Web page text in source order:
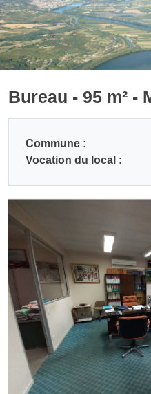
Bureau - 95 m² -
Commune :
Vocation du local :